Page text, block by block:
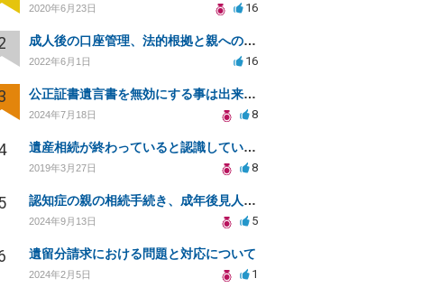
2020年6月23日 16
成人後の口座管理、法的根拠と親への説得方法
2022年6月1日 16
公正証書遺言書を無効にする事は出来ないか、ご相談したいです。
2024年7月18日 8
遺産相続が終わっていると認識していた土地について
2019年3月27日 8
認知症の親の相続手続き、成年後見人の必要性は？
2024年9月13日 5
遺留分請求における問題と対応について
2024年2月5日 1